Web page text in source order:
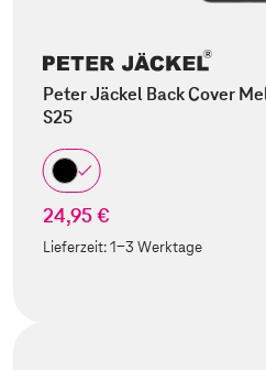
Peter Jäckel Back Cover
S25
24,95 €
Lieferzeit:1-3 Werktage